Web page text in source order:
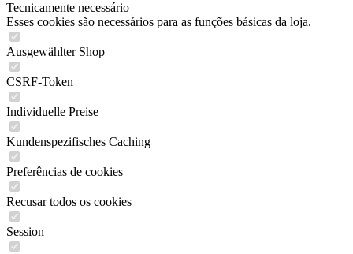
Tecnicamente necessário
Esses cookies são necessários para as funções básicas da loja.
Ausgewählter Shop
CSRF-Token
Individuelle Preise
Kundenspezifisches Caching
Preferências de cookies
Recusar todos os cookies
Session